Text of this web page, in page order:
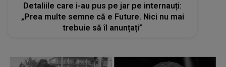
Detaliile care i-au pus pe jar pe internauți:
„Prea multe semne că e Future. Nici nu mai
trebuie să îl anunțați”